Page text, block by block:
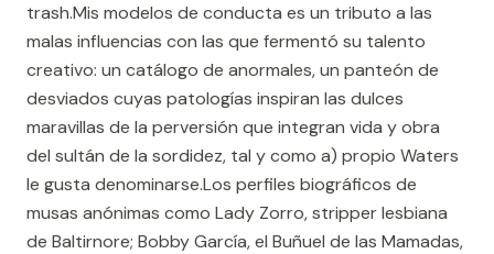
trash.Mis modelos de conducta es un tributo a las
malas influencias con las que fermentó su talento
creativo: un catálogo de anormales, un panteón de
desviados cuyas patologías inspiran las dulces
maravillas de la perversión que integran vida y obra
del sultán de la sordidez, tal y como a) propio Waters
le gusta denominarse.Los perfiles biográficos de
musas anónimas como Lady Zorro, stripper lesbiana
de Baltirnore; Bobby García, el Buñuel de las Mamadas,